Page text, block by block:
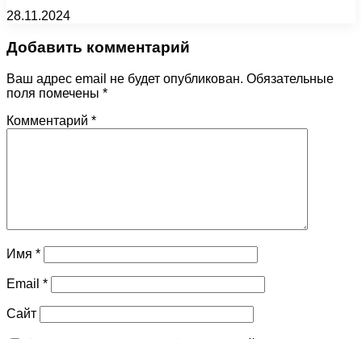
28.11.2024
Добавить комментарий
Ваш адрес email не будет опубликован. Обязательные
поля помечены *
Комментарий *
Имя *
Email *
Сайт